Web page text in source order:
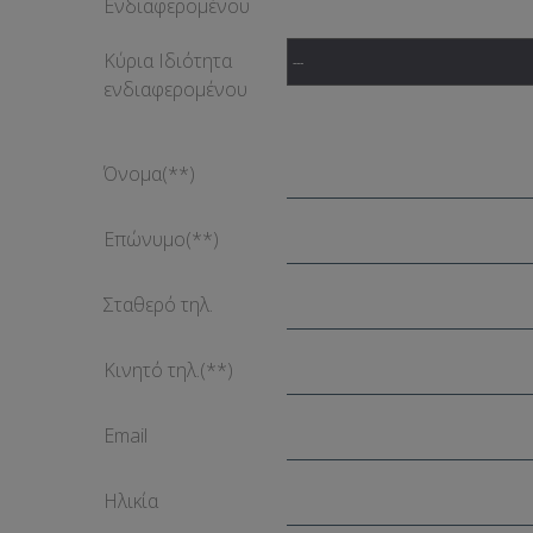
Ενδιαφερομένου
Κύρια Ιδιότητα
ενδιαφερομένου
Όνομα(**)
Επώνυμο(**)
Σταθερό τηλ.
Κινητό τηλ.(**)
Email
Ηλικία